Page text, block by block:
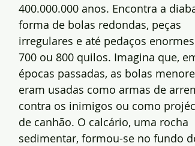
400.000.000 anos. Encontra a
forma de bolas redondas, peças
irregulares e até pedaços
700 ou 800 quilos. Imagina que,
épocas passadas, as bolas
eram usadas como armas de
contra os inimigos ou como
de canhão. O calcário, uma rocha
sedimentar, formou-se no fundo